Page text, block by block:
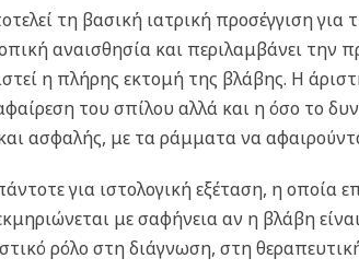
τη βασική ιατρική προσέγγιση
αναισθησία και περιλαμβάνει την
η πλήρης εκτομή της βλάβης. Η
του σπίλου αλλά και η όσο το
ασφαλής, με τα ράμματα να
για ιστολογική εξέταση, η
με σαφήνεια αν η βλάβη
ρόλο στη διάγνωση, στη